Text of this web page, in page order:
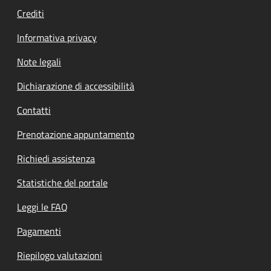
Crediti
Informativa privacy
Note legali
Dichiarazione di accessibilità
Contatti
Prenotazione appuntamento
Richiedi assistenza
Statistiche del portale
Leggi le FAQ
Pagamenti
Riepilogo valutazioni